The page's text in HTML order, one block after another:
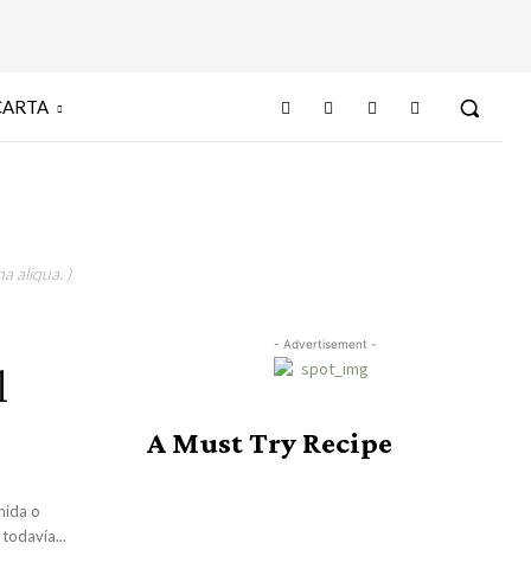
aliqua. )
- Advertisement -
A Must Try Recipe